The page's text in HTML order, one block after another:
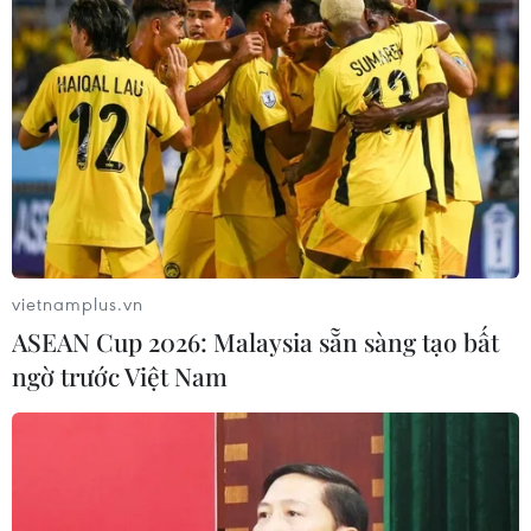
Bàn giao khoảng 260ha đất phục vụ 3
đường kết nối sân bay Long Thành
10/08/2026 09:07
Lào Cai: Khởi tố 2 đối tượng
làm giả gạo Séng Cù, thu giữ hơn 22
tấn
Cộng đồng người Việt tại Nhật Bản
chủ động góp sức vào hội nhập quốc
vietnamplus.vn
ASEAN Cup 2026: Malaysia sẵn sàng tạo bất
ngờ trước Việt Nam